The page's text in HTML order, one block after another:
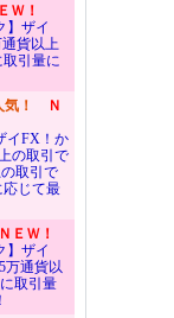
Ｗ！
】ザイ
貨以上
引量に
気！
Ｎ
イFX！か
の取引で
取引で
応じて最
ＥＷ！
】ザイ
万通貨以
取引量